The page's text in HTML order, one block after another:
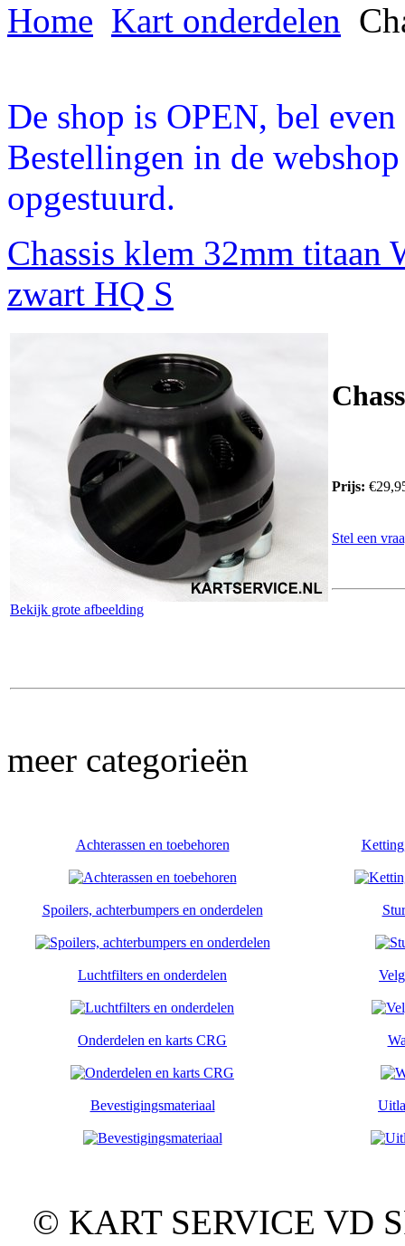
Home Kart onderdelen
De shop is OPEN, bel
Bestellingen in de
opgestuurd.
Chassis klem 32mm titaan
zwart HQ S
Bekijk grote afbeelding
Prijs:
Stel een
meer categorieën
Achterassen en toebehoren
Spoilers, achterbumpers en onderdelen
Luchtfilters en onderdelen
Onderdelen en karts CRG
Bevestigingsmateriaal
© KART SERVICE VD